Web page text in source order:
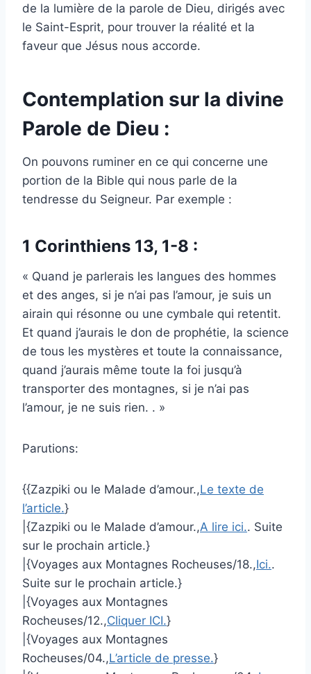
de la lumière de la parole de Dieu, dirigés avec
le Saint-Esprit, pour trouver la réalité et la
faveur que Jésus nous accorde.
Contemplation sur la divine
Parole de Dieu :
On pouvons ruminer en ce qui concerne une
portion de la Bible qui nous parle de la
tendresse du Seigneur. Par exemple :
1 Corinthiens 13, 1-8 :
« Quand je parlerais les langues des hommes
et des anges, si je n’ai pas l’amour, je suis un
airain qui résonne ou une cymbale qui retentit.
Et quand j’aurais le don de prophétie, la science
de tous les mystères et toute la connaissance,
quand j’aurais même toute la foi jusqu’à
transporter des montagnes, si je n’ai pas
l’amour, je ne suis rien. . »
Parutions:
{{Zazpiki ou le Malade d’amour.,Le texte de
l’article.}
|{Zazpiki ou le Malade d’amour.,A lire ici.. Suite
sur le prochain article.}
|{Voyages aux Montagnes Rocheuses/18.,Ici..
Suite sur le prochain article.}
|{Voyages aux Montagnes
Rocheuses/12.,Cliquer ICI.}
|{Voyages aux Montagnes
Rocheuses/04.,L’article de presse.}